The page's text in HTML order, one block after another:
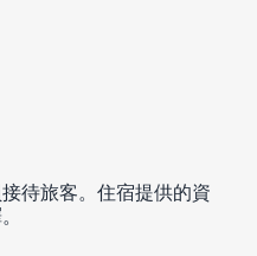
待旅客。住宿提供的資